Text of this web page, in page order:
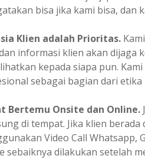
bisa jika kami bisa, dan
Klien adalah Prioritas.
informasi klien akan dijaga
kepada siapa pun.
sebagai bagian dari etika
Bertemu Onsite dan Online.
di tempat. Jika klien
Video Call Whatsapp,
sebaiknya dilakukan setelah